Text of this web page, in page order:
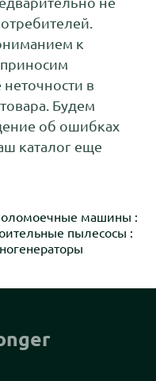
к
в
Будем
об ошибках
каталог еще
машины :
пылесосы :